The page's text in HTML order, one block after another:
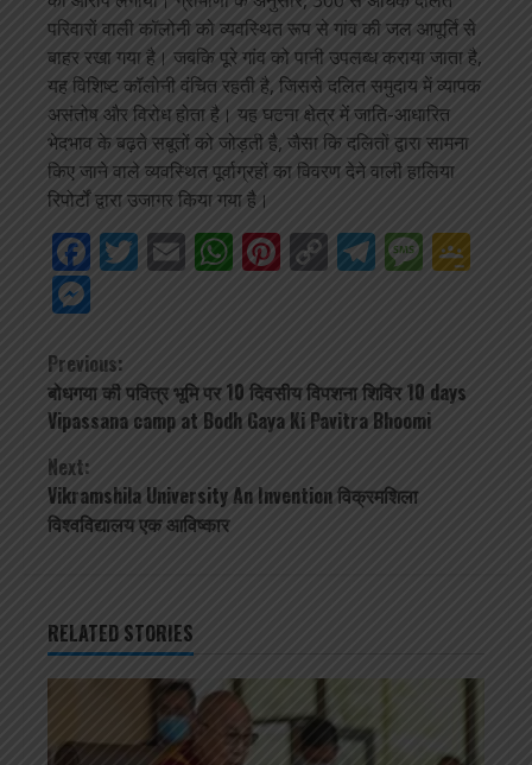
परिवारों वाली कॉलोनी को व्यवस्थित रूप से गांव की जल आपूर्ति से
बाहर रखा गया है। जबकि पूरे गांव को पानी उपलब्ध कराया जाता है,
यह विशिष्ट कॉलोनी वंचित रहती है, जिससे दलित समुदाय में व्यापक
असंतोष और विरोध होता है। यह घटना क्षेत्र में जाति-आधारित
भेदभाव के बढ़ते सबूतों को जोड़ती है, जैसा कि दलितों द्वारा सामना
किए जाने वाले व्यवस्थित पूर्वाग्रहों का विवरण देने वाली हालिया
रिपोर्टों द्वारा उजागर किया गया है।
Facebook
Twitter
EmailWhatsApp
Pinterest
Copy
Continue
Reading
Previous:
बोधगया की पवित्र भूमि पर 10 दिवसीय विपशना शिविर 10 days
Vipassana camp at Bodh Gaya Ki Pavitra Bhoomi
Next:
Vikramshila University An Invention विक्रमशिला
विश्वविद्यालय एक आविष्कार
RELATED STORIES